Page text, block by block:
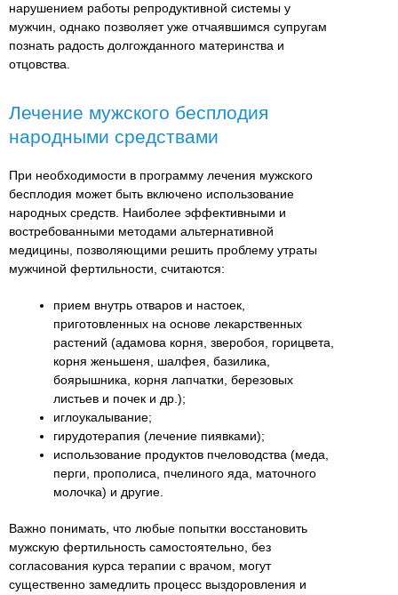
нарушением работы репродуктивной системы у
мужчин, однако позволяет уже отчаявшимся супругам
познать радость долгожданного материнства и
отцовства.
Лечение мужского бесплодия
народными средствами
При необходимости в программу лечения мужского
бесплодия может быть включено использование
народных средств. Наиболее эффективными и
востребованными методами альтернативной
медицины, позволяющими решить проблему утраты
мужчиной фертильности, считаются:
прием внутрь отваров и настоек,
приготовленных на основе лекарственных
растений (адамова корня, зверобоя, горицвета,
корня женьшеня, шалфея, базилика,
боярышника, корня лапчатки, березовых
листьев и почек и др.);
иглоукалывание;
гирудотерапия (лечение пиявками);
использование продуктов пчеловодства (меда,
перги, прополиса, пчелиного яда, маточного
молочка) и другие.
Важно понимать, что любые попытки восстановить
мужскую фертильность самостоятельно, без
согласования курса терапии с врачом, могут
существенно замедлить процесс выздоровления и